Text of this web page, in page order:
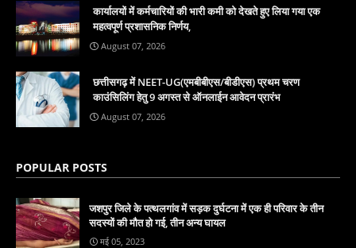
कार्यालयों में कर्मचारियों की भारी कमी को देखते हुए लिया गया एक
महत्वपूर्ण प्रशासनिक निर्णय,
August 07, 2026
छत्तीसगढ़ में NEET-UG(एमबीबीएस/बीडीएस) प्रथम चरण
काउंसिलिंग हेतु 9 अगस्त से ऑनलाईन आवेदन प्रारंभ
August 07, 2026
POPULAR POSTS
जशपुर जिले के पत्थलगांव में सड़क दुर्घटना में एक ही परिवार के तीन
सदस्यों की मौत हो गई, तीन अन्य घायल
मई 05, 2023